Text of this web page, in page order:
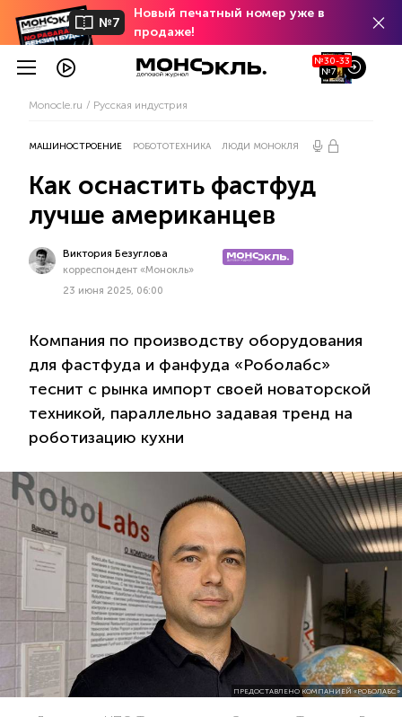
№7
Новый печатный номер уже в
продаже!
№30-33
№7
Monocle.ru Русская индустрия
МАШИНОСТРОЕНИЕ РОБОТОТЕХНИКА ЛЮДИ МОНОКЛЯ
Как оснастить фастфуд
лучше американцев
Виктория Безуглова
корреспондент «Монокль»
23 июня 2025, 06:00
Компания по производству оборудования
для фастфуда и фанфуда «Роболабс»
теснит с рынка импорт своей новаторской
техникой, параллельно задавая тренд на
роботизацию кухни
ПРЕДОСТАВЛЕНО КОМПАНИЕЙ «РОБОЛАБС»